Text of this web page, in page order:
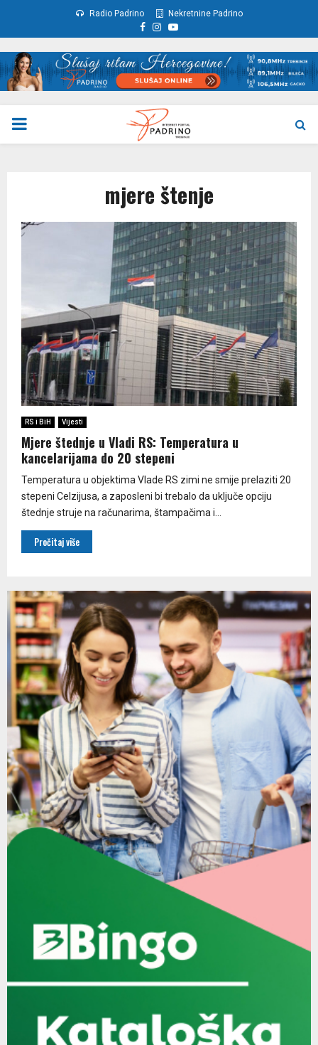
Radio Padrino Nekretnine Padrino
Facebook
Instagram
Youtube
PRIMARY
mjere štenje
RS i BiH Vijesti
Mjere štednje u Vladi RS: Temperatura u
kancelarijama do 20 stepeni
Temperatura u objektima Vlade RS zimi ne smije prelaziti 20
stepeni Celzijusa, a zaposleni bi trebalo da uključe opciju
štednje struje na računarima, štampačima i...
Pročitaj više